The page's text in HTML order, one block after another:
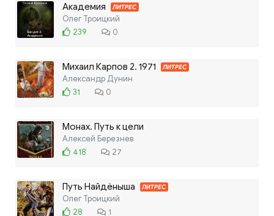
Академия ЛИТРЕС
Олег Троицкий
239
0
Михаил Карпов 2. 1971 ЛИТРЕС
Александр Дунин
31
0
Монах. Путь к цели
Алексей Березнев
418
27
Путь Найдёныша ЛИТРЕС
Олег Троицкий
28
1